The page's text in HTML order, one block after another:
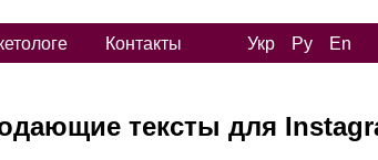
Контакты Укр Ру En
тексты для